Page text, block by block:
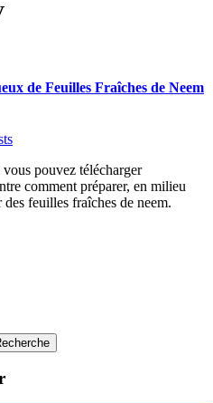
de Feuilles Fraîches de Neem
pouvez télécharger
comment préparer, en milieu
feuilles fraîches de neem.